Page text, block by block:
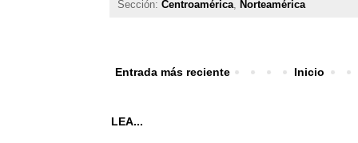
Sección: Centroamérica, Norteamérica
Entrada más reciente Inicio
LEA...